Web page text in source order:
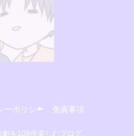
ーポリシー 免責事項
を109倍楽しむブログ.